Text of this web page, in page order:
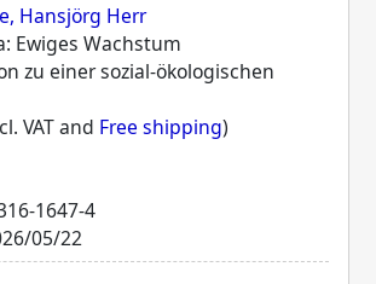
Hansjörg Herr
Ewiges Wachstum
zu einer sozial-ökologischen
VAT and Free shipping)
1647-4
05/22